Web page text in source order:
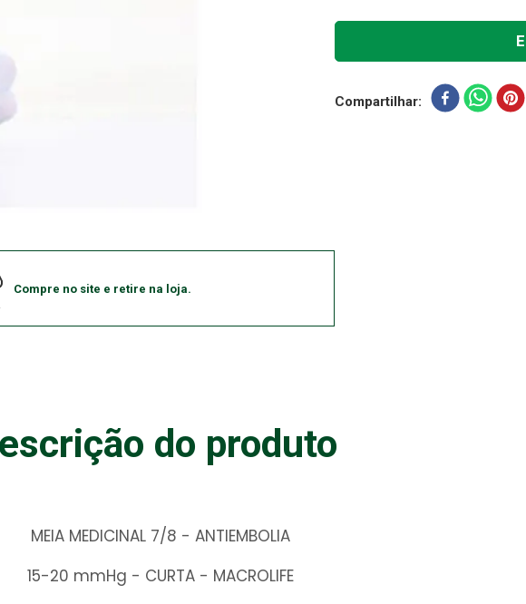
Compre no site e retire na loja.
Compartilhar
do produto
MEIA MEDICINAL 7/8 - ANTIEMBOLIA
15-20 mmHg - CURTA - MACROLIFE